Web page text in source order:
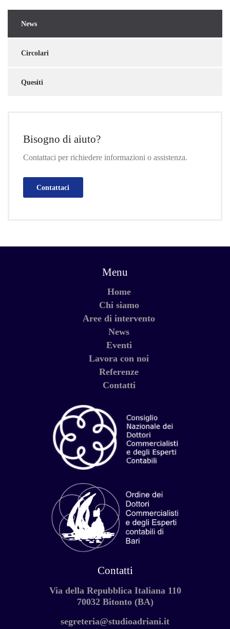
News
Circolari
Quesiti
Bisogno di aiuto?
Contattaci per richiedere informazioni o assistenza.
Contattaci
Menu
Home
Chi siamo
Aree di intervento
News
Eventi
Lavora con noi
Referenze
Contatti
Contatti
Via della Repubblica Italiana 110
70032 Bitonto (BA)
segreteria@studioadriani.it